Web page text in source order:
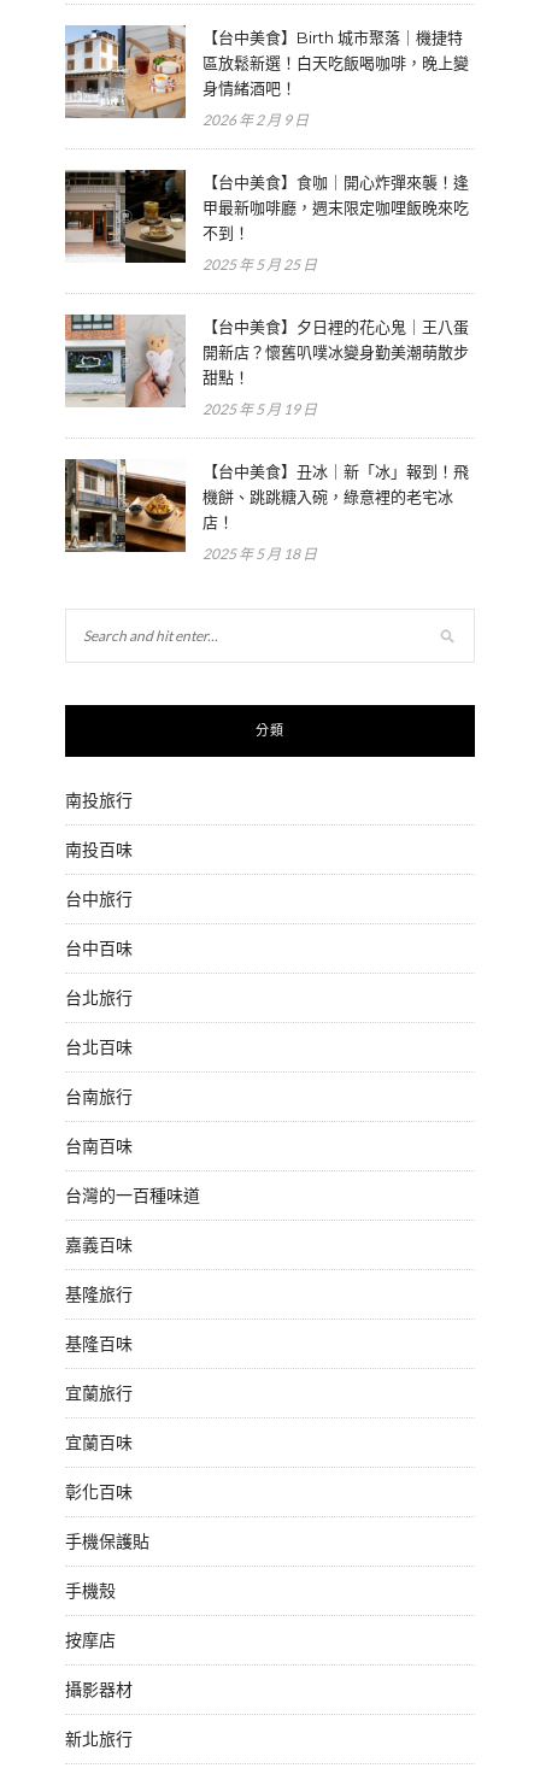
【台中美食】Birth 城市聚落｜機捷特
區放鬆新選！白天吃飯喝咖啡，晚上變
身情緒酒吧！
2026 年 2 月 9 日
【台中美食】食咖｜開心炸彈來襲！逢
甲最新咖啡廳，週末限定咖哩飯晚來吃
不到！
2025 年 5 月 25 日
【台中美食】夕日裡的花心鬼｜王八蛋
開新店？懷舊叭噗冰變身勤美潮萌散步
甜點！
2025 年 5 月 19 日
【台中美食】丑冰｜新「冰」報到！飛
機餅、跳跳糖入碗，綠意裡的老宅冰
店！
2025 年 5 月 18 日
分類
南投旅行
南投百味
台中旅行
台中百味
台北旅行
台北百味
台南旅行
台南百味
台灣的一百種味道
嘉義百味
基隆旅行
基隆百味
宜蘭旅行
宜蘭百味
彰化百味
手機保護貼
手機殼
按摩店
攝影器材
新北旅行